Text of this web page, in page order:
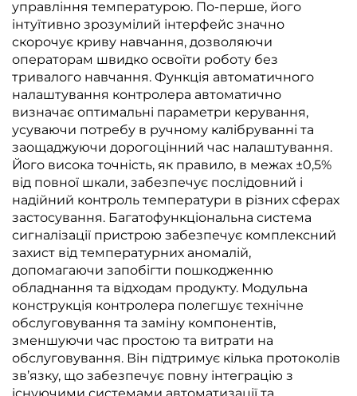
управління температурою. По-перше, його
інтуїтивно зрозумілий інтерфейс значно
скорочує криву навчання, дозволяючи
операторам швидко освоїти роботу без
тривалого навчання. Функція автоматичного
налаштування контролера автоматично
визначає оптимальні параметри керування,
усуваючи потребу в ручному калібруванні та
заощаджуючи дорогоцінний час налаштування.
Його висока точність, як правило, в межах ±0,5%
від повної шкали, забезпечує послідовний і
надійний контроль температури в різних сферах
застосування. Багатофункціональна система
сигналізації пристрою забезпечує комплексний
захист від температурних аномалій,
допомагаючи запобігти пошкодженню
обладнання та відходам продукту. Модульна
конструкція контролера полегшує технічне
обслуговування та заміну компонентів,
зменшуючи час простою та витрати на
обслуговування. Він підтримує кілька протоколів
зв’язку, що забезпечує повну інтеграцію з